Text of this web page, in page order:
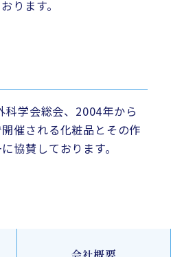
ります。
学会総会、2004年から
催される化粧品とその作
協賛しております。